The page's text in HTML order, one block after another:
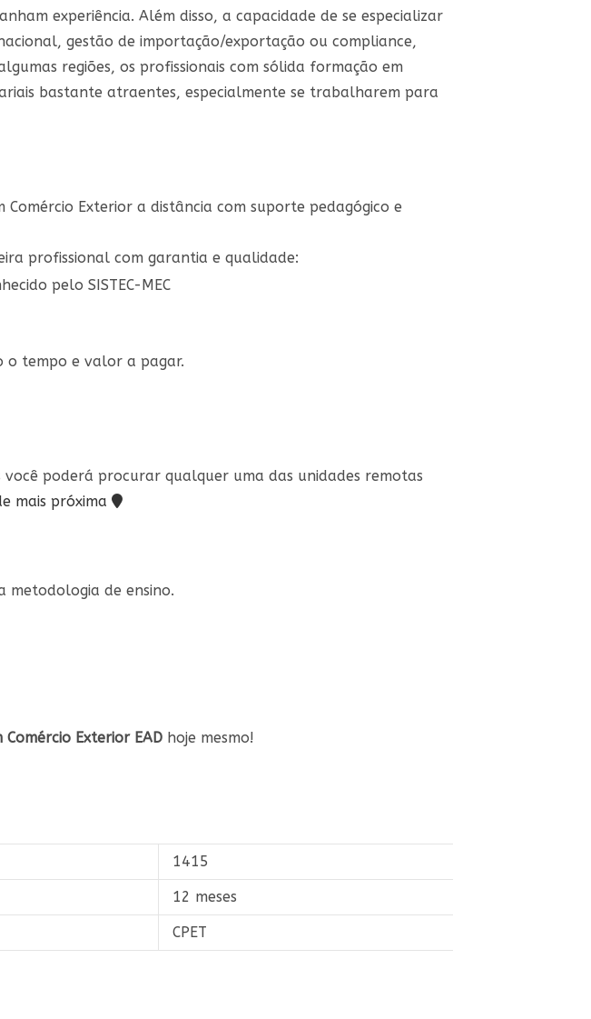
experiência. Além disso, a capacidade de se especializar
gestão de importação/exportação ou compliance,
regiões, os profissionais com sólida formação em
bastante atraentes, especialmente se trabalharem para
Comércio Exterior a distância com suporte pedagógico e
profissional com garantia e qualidade:
pelo SISTEC-MEC
o tempo e valor a pagar.
você poderá procurar qualquer uma das unidades remotas
mais próxima
metodologia de ensino.
Comércio Exterior EAD hoje mesmo!
1415
12 meses
CPET